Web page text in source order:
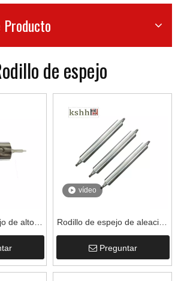
de espejo
de alto
y
vídeo
Rodillo de espejo de aleación
de aluminio de alta calidad
Preguntar